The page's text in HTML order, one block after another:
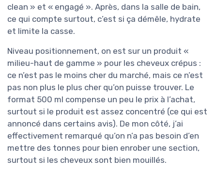
clean » et « engagé ». Après, dans la salle de bain,
ce qui compte surtout, c’est si ça démêle, hydrate
et limite la casse.
Niveau positionnement, on est sur un produit «
milieu-haut de gamme » pour les cheveux crépus :
ce n’est pas le moins cher du marché, mais ce n’est
pas non plus le plus cher qu’on puisse trouver. Le
format 500 ml compense un peu le prix à l’achat,
surtout si le produit est assez concentré (ce qui est
annoncé dans certains avis). De mon côté, j’ai
effectivement remarqué qu’on n’a pas besoin d’en
mettre des tonnes pour bien enrober une section,
surtout si les cheveux sont bien mouillés.